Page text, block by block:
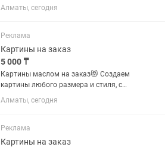
Алматы, сегодня
Реклама
Картины на заказ
5 000 ₸
Картины маслом на заказ😻 Создаем
картины любого размера и стиля, с
красивыми декоративными рамами.
Текстурные, декоративные,
подберем под ваш интерьер и вкус.
Алматы, сегодня
Реклама
Картины на заказ